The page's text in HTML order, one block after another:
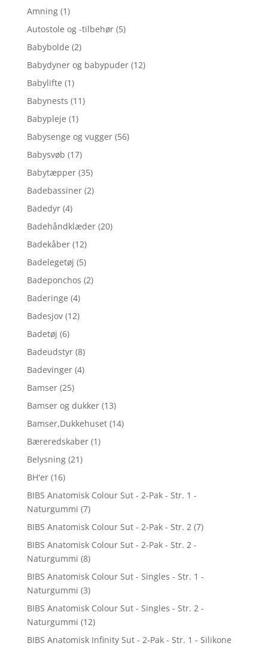
Amning (1)
Autostole og -tilbehør (5)
Babybolde (2)
Babydyner og babypuder (12)
Babylifte (1)
Babynests (11)
Babypleje (1)
Babysenge og vugger (56)
Babysvøb (17)
Babytæpper (35)
Badebassiner (2)
Badedyr (4)
Badehåndklæder (20)
Badekåber (12)
Badelegetøj (5)
Badeponchos (2)
Baderinge (4)
Badesjov (12)
Badetøj (6)
Badeudstyr (8)
Badevinger (4)
Bamser (25)
Bamser og dukker (13)
Bamser,Dukkehuset (14)
Bæreredskaber (1)
Belysning (21)
BH'er (16)
BIBS Anatomisk Colour Sut - 2-Pak - Str. 1 -
Naturgummi (7)
BIBS Anatomisk Colour Sut - 2-Pak - Str. 2 (7)
BIBS Anatomisk Colour Sut - 2-Pak - Str. 2 -
Naturgummi (8)
BIBS Anatomisk Colour Sut - Singles - Str. 1 -
Naturgummi (3)
BIBS Anatomisk Colour Sut - Singles - Str. 2 -
Naturgummi (12)
BIBS Anatomisk Infinity Sut - 2-Pak - Str. 1 - Silikone